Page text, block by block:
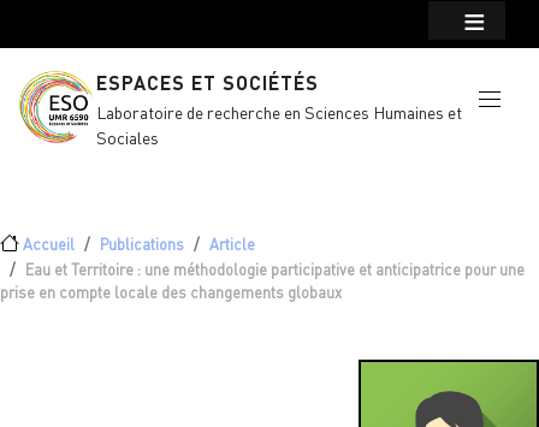
ESPACES ET SOCIÉTÉS
Laboratoire de recherche en Sciences Humaines et
Sociales
Fil d'Ariane
Accueil Publications
Article
Eau et Territoire : une méthodologie participative et anticipatrice pour une
prise en compte locale des changements globaux